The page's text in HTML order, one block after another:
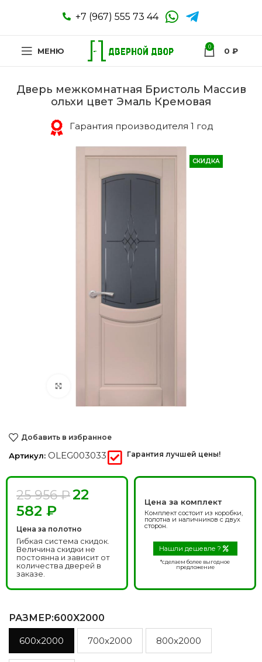
+7 (967) 555 73 44
МЕНЮ 0 0 ₽
Дверь межкомнатная Бристоль Массив
ольхи цвет Эмаль Кремовая
Гарантия производителя 1 год
СКИДКА
Нажмите, чтобы увеличить
Добавить в избранное
Артикул: OLEG003033 Гарантия лучшей цены!
25 956₽22
582 ₽
Цена за полотно
Гибкая система скидок.
Величина скидки не
постоянна и зависит от
количества дверей в
заказе.
Цена за комплект
Комплект состоит из коробки,
полотна и наличников с двух
сторон.
Нашли дешевле ?
*сделаем более выгодное
предложение
РАЗМЕР:600X2000
600x2000 700x2000 800x2000